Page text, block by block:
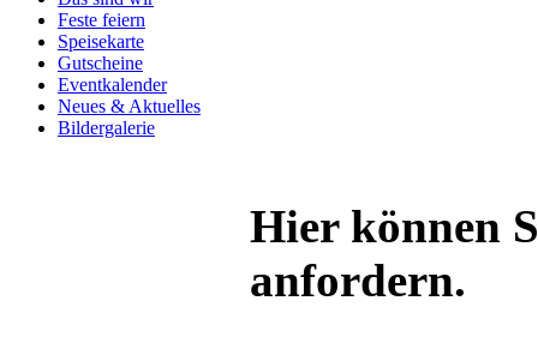
Feste feiern
Speisekarte
Gutscheine
Eventkalender
Neues & Aktuelles
Bildergalerie
Hier können
anfordern.